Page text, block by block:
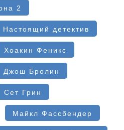
2
Настоящий детектив
Хоакин Феникс
Джош Бролин
Сет Грин
Майкл Фассбендер